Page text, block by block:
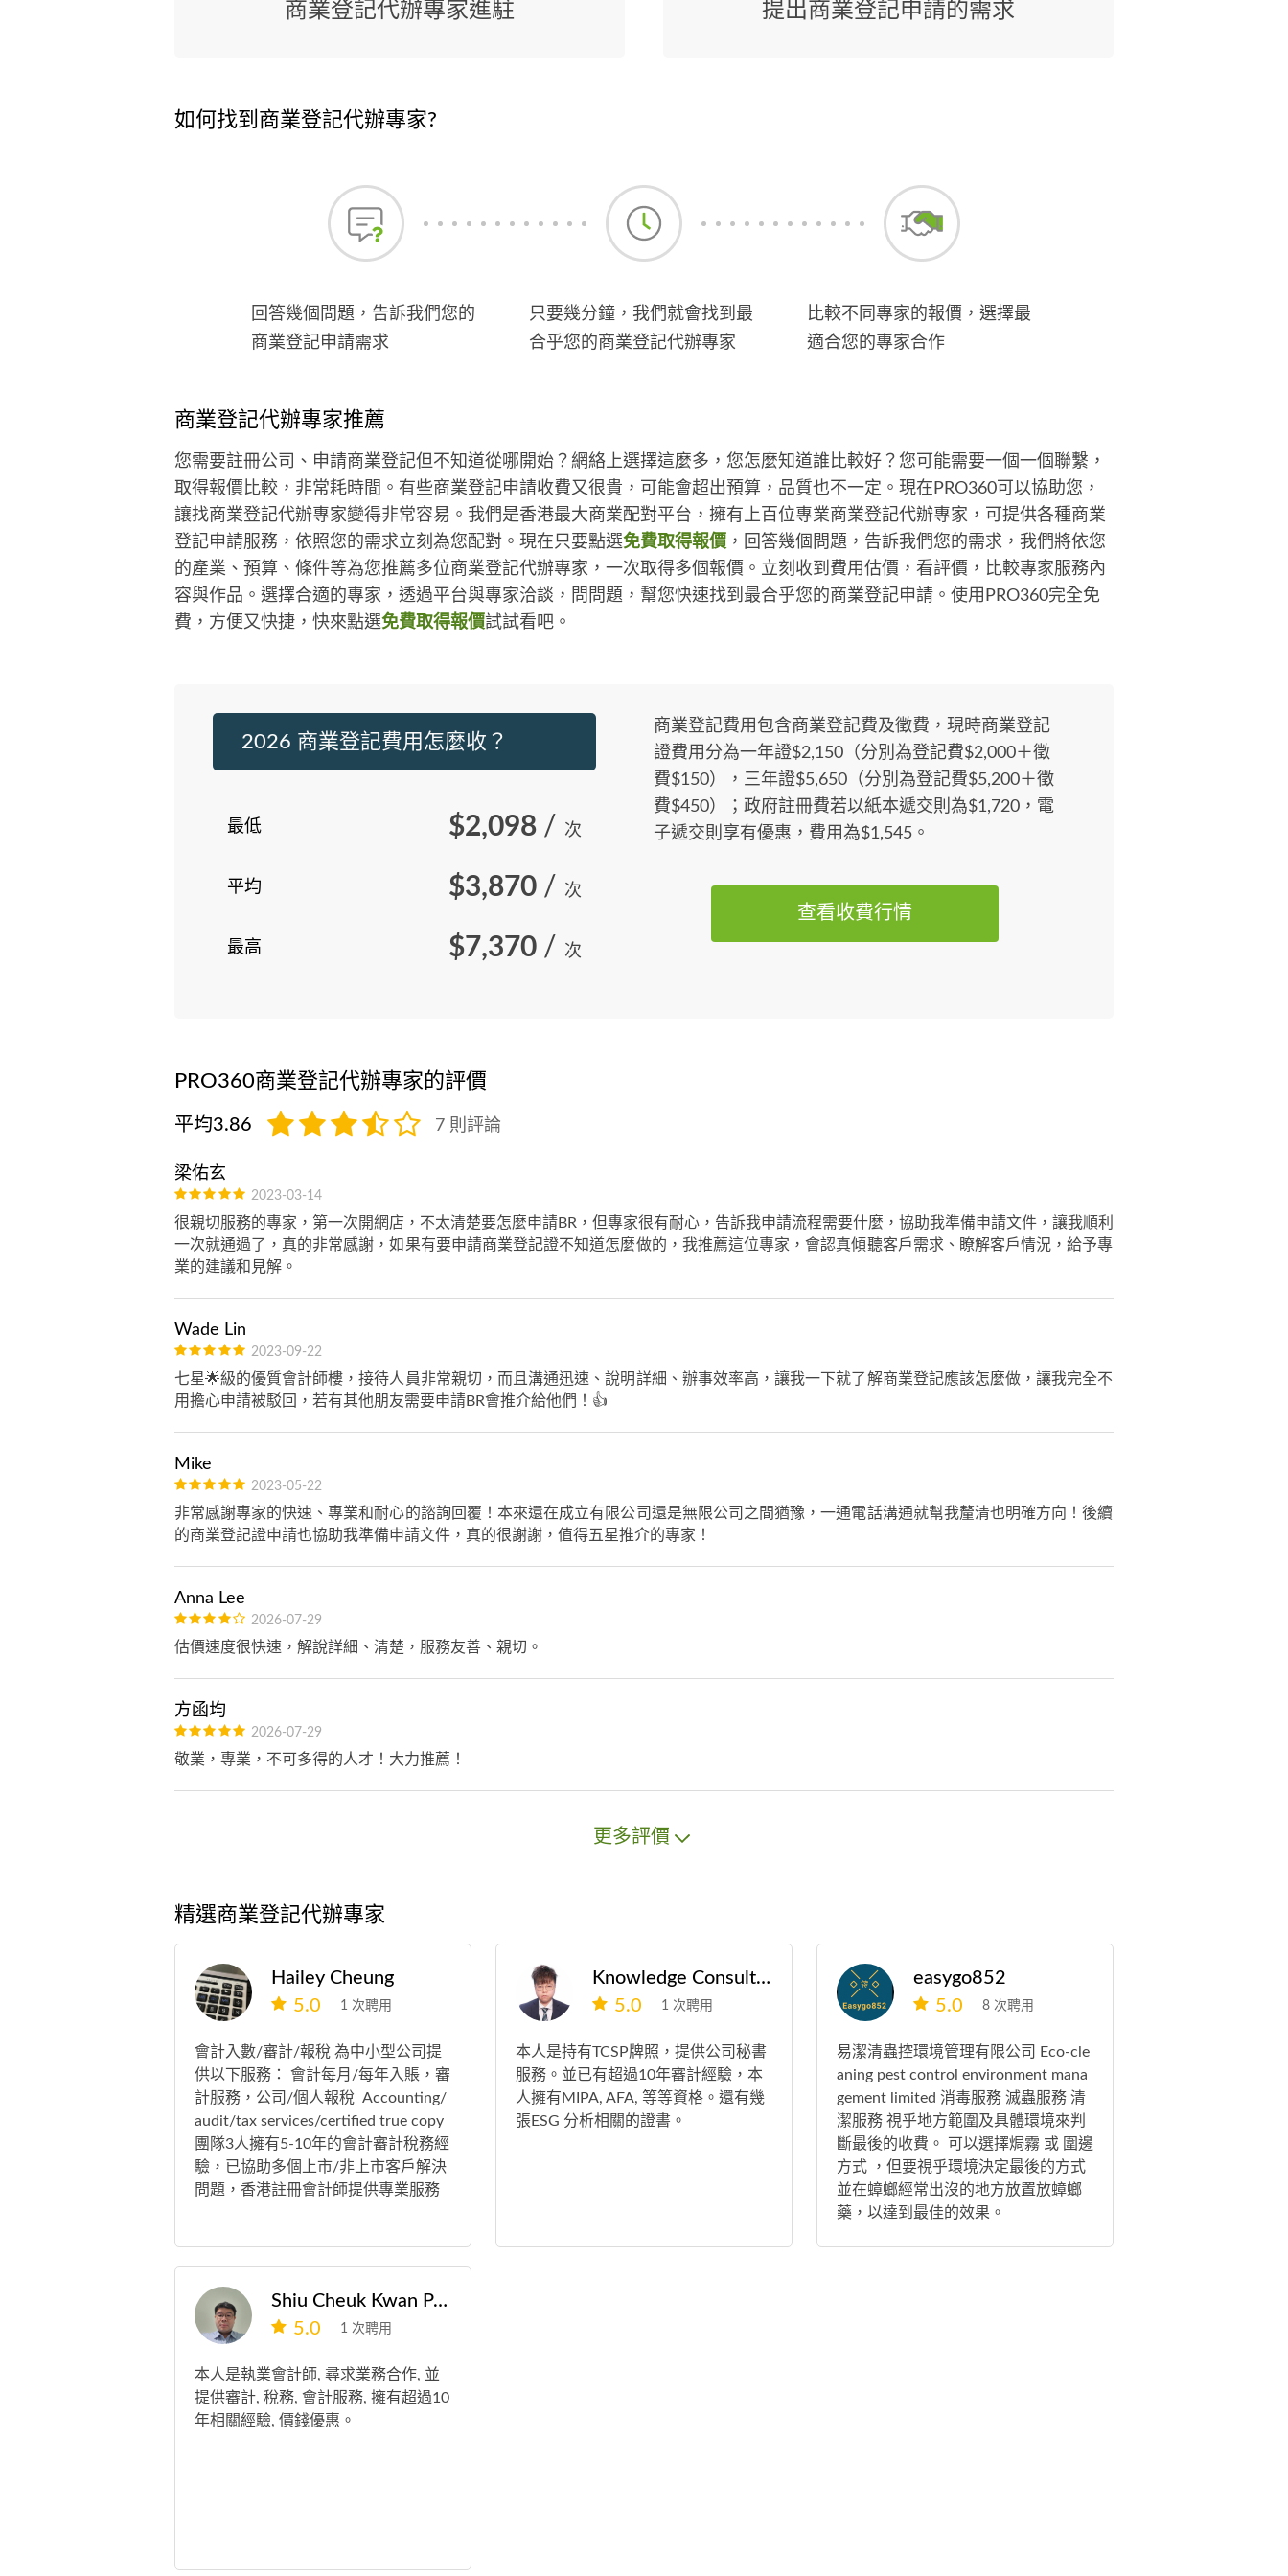
商業登記代辦專家進駐 提出商業登記申請的需求
如何找到商業登記代辦專家?
回答幾個問題，告訴我們您的
商業登記申請需求
只要幾分鐘，我們就會找到最
合乎您的商業登記代辦專家
比較不同專家的報價，選擇最
適合您的專家合作
商業登記代辦專家推薦
您需要註冊公司、申請商業登記但不知道從哪開始？網絡上選擇這麼多，您怎麼知道誰比較好？您可能需要一個一個聯繫，
取得報價比較，非常耗時間。有些商業登記申請收費又很貴，可能會超出預算，品質也不一定。現在PRO360可以協助您，
讓找商業登記代辦專家變得非常容易。我們是香港最大商業配對平台，擁有上百位專業商業登記代辦專家，可提供各種商業
登記申請服務，依照您的需求立刻為您配對。現在只要點選免費取得報價，回答幾個問題，告訴我們您的需求，我們將依您
的產業、預算、條件等為您推薦多位商業登記代辦專家，一次取得多個報價。立刻收到費用估價，看評價，比較專家服務內
容與作品。選擇合適的專家，透過平台與專家洽談，問問題，幫您快速找到最合乎您的商業登記申請。使用PRO360完全免
費，方便又快捷，快來點選免費取得報價試試看吧。
2026 商業登記費用怎麼收？
最低 $2,098 / 次
平均 $3,870 / 次
最高 $7,370 / 次
商業登記費用包含商業登記費及徵費，現時商業登記
證費用分為一年證$2,150（分別為登記費$2,000＋徵
費$150），三年證$5,650（分別為登記費$5,200＋徵
費$450）；政府註冊費若以紙本遞交則為$1,720，電
子遞交則享有優惠，費用為$1,545。
查看收費行情
PRO360商業登記代辦專家的評價
平均3.86 7 則評論
梁佑玄
2023-03-14
很親切服務的專家，第一次開網店，不太清楚要怎麼申請BR，但專家很有耐心，告訴我申請流程需要什麼，協助我準備申請文件，讓我順利
一次就通過了，真的非常感謝，如果有要申請商業登記證不知道怎麼做的，我推薦這位專家，會認真傾聽客戶需求、瞭解客戶情況，給予專
業的建議和見解。
Wade Lin
2023-09-22
七星🌟級的優質會計師樓，接待人員非常親切，而且溝通迅速、說明詳細、辦事效率高，讓我一下就了解商業登記應該怎麼做，讓我完全不
用擔心申請被駁回，若有其他朋友需要申請BR會推介給他們！👍
Mike
2023-05-22
非常感謝專家的快速、專業和耐心的諮詢回覆！本來還在成立有限公司還是無限公司之間猶豫，一通電話溝通就幫我釐清也明確方向！後續
的商業登記證申請也協助我準備申請文件，真的很謝謝，值得五星推介的專家！
Anna Lee
2026-07-29
估價速度很快速，解說詳細、清楚，服務友善、親切。
方函均
2026-07-29
敬業，專業，不可多得的人才！大力推薦！
更多評價
精選商業登記代辦專家
Hailey Cheung
5.0
1 次聘用
會計入數/審計/報稅 為中小型公司提
供以下服務： 會計每月/每年入賬，審
計服務，公司/個人報稅 Accounting/
audit/tax services/certified true copy
團隊3人擁有5-10年的會計審計稅務經
驗，已協助多個上市/非上市客戶解決
問題，香港註冊會計師提供專業服務
Knowledge Consultant Company
5.0
1 次聘用
本人是持有TCSP牌照，提供公司秘書
服務。並已有超過10年審計經驗，本
人擁有MIPA, AFA, 等等資格。還有幾
張ESG 分析相關的證書。
easygo852
5.0
8 次聘用
易潔清蟲控環境管理有限公司 Eco-cle
aning pest control environment mana
gement limited 消毒服務 滅蟲服務 清
潔服務 視乎地方範圍及具體環境來判
斷最後的收費。 可以選擇焗霧 或 圍邊
方式 ，但要視乎環境決定最後的方式
並在蟑螂經常出沒的地方放置放蟑螂
藥，以達到最佳的效果。
Shiu Cheuk Kwan Peter
5.0
1 次聘用
本人是執業會計師, 尋求業務合作, 並
提供審計, 稅務, 會計服務, 擁有超過10
年相關經驗, 價錢優惠。